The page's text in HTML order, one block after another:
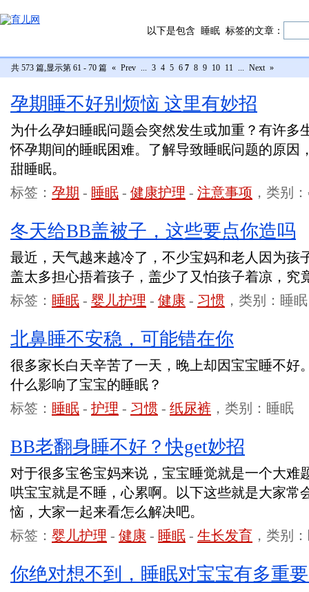
以下是包含 睡眠 标签的文章：
共 573 篇,显示第 61 - 70 篇 « Prev ... 3 4 5 6 7 8 9 10 11 ... Next »
孕期睡不好别烦恼 这里有妙招
为什么孕妇睡眠问题会突然发生或加重？有许多
怀孕期间的睡眠困难。了解导致睡眠问题的原因
甜睡眠。
标签： 孕期 - 睡眠 - 健康护理 - 注意事项 ，类别
冬天给BB盖被子，这些要点你造吗
最近，天气越来越冷了，不少宝妈和老人因为孩
盖太多担心捂着孩子，盖少了又怕孩子着凉，究
标签： 睡眠 - 婴儿护理 - 健康 - 习惯 ，类别：睡眠
北鼻睡不安稳，可能错在你
很多家长白天辛苦了一天，晚上却因宝宝睡不好
什么影响了宝宝的睡眠？
标签： 睡眠 - 护理 - 习惯 - 纸尿裤 ，类别：睡眠
BB老翻身睡不好？快get妙招
对于很多宝爸宝妈来说，宝宝睡觉就是一个大难
哄宝宝就是不睡，心累啊。以下这些就是大家常
恼，大家一起来看怎么解决吧。
标签： 婴儿护理 - 健康 - 睡眠 - 生长发育 ，类别
你绝对想不到，睡眠对宝宝有多重